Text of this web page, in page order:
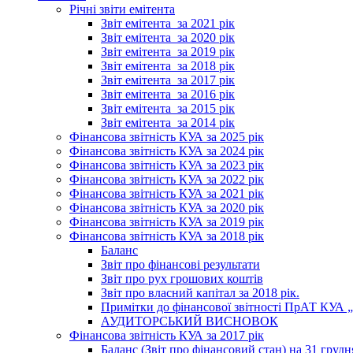
Річні звіти емітента
Звіт емітента_за 2021 рік
Звіт емітента_за 2020 рік
Звіт емітента_за 2019 рік
Звіт емітента_за 2018 рік
Звіт емітента_за 2017 рік
Звіт емітента_за 2016 рік
Звіт емітента_за 2015 рік
Звіт емітента_за 2014 рік
Фінансова звітність КУА за 2025 рік
Фінансова звітність КУА за 2024 рік
Фінансова звітність КУА за 2023 рік
Фінансова звітність КУА за 2022 рік
Фінансова звітність КУА за 2021 рік
Фінансова звітність КУА за 2020 рік
Фінансова звітність КУА за 2019 рік
Фінансова звітність КУА за 2018 рік
Баланс
Звіт про фінансові результати
Звіт про рух грошових коштів
Звіт про власний капітал за 2018 рік.
Примітки до фінансової звітності ПрАТ КУА
АУДИТОРСЬКИЙ ВИСНОВОК
Фінансова звітність КУА за 2017 рік
Баланс (Звіт про фінансовий стан) на 31